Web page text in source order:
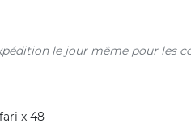
le jour même pour les
x 48